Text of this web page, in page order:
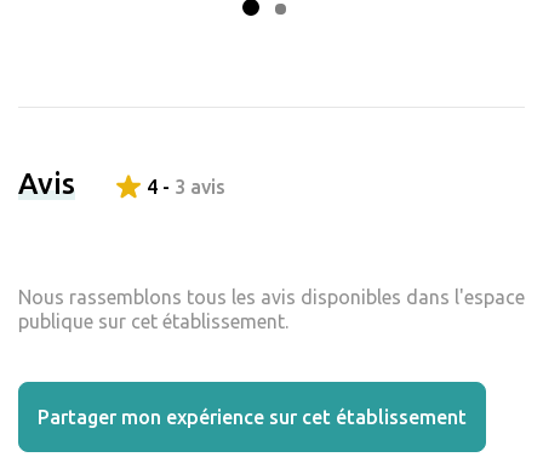
Avis 4 - 3 avis
Nous rassemblons tous les avis disponibles dans l'espace
publique sur cet établissement.
Partager mon expérience sur cet établissement